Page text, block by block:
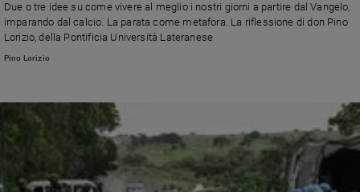
Due o tre idee su come vivere al meglio i nostri giorni a partire dal Vangelo,
imparando dal calcio. La parata come metafora. La riflessione di don Pino
Lorizio, della Pontificia Università Lateranese
Pino Lorizio